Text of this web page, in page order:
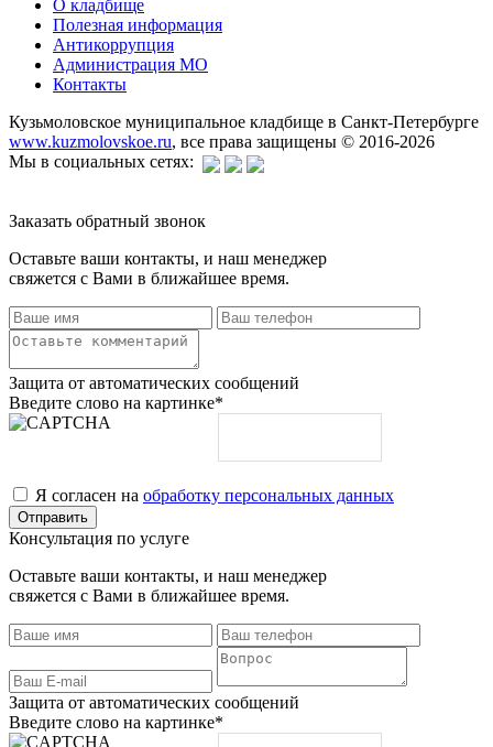
О кладбище
Полезная информация
Антикоррупция
Администрация МО
Контакты
Кузьмоловское муниципальное кладбище в Санкт-Петербурге
www.kuzmolovskoe.ru, все права защищены © 2016-2026
Мы в социальных сетях:
Заказать обратный звонок
Оставьте ваши контакты, и наш менеджер
свяжется с Вами в ближайшее время.
Защита от автоматических сообщений
Введите слово на картинке*
Я согласен на обработку персональных данных
Консультация по услуге
Оставьте ваши контакты, и наш менеджер
свяжется с Вами в ближайшее время.
Защита от автоматических сообщений
Введите слово на картинке*